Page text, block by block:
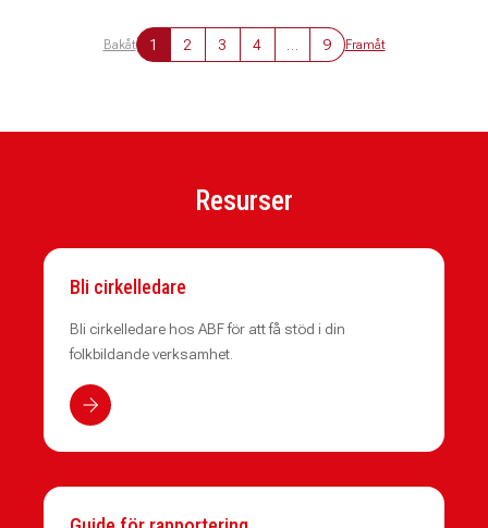
Bakåt 1 2 3 4 9 Framåt
Resurser
Bli cirkelledare
Bli cirkelledare hos ABF för att få stöd i din
folkbildande verksamhet.